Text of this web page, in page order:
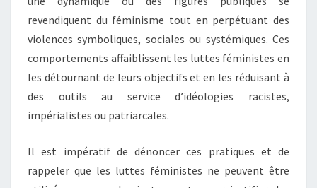
revendiquent du féminisme tout en perpétuant des
violences symboliques, sociales ou systémiques. Ces
comportements affaiblissent les luttes féministes en
les détournant de leurs objectifs et en les réduisant à
des outils au service d’idéologies racistes,
impérialistes ou patriarcales.
Il est impératif de dénoncer ces pratiques et de
rappeler que les luttes féministes ne peuvent être